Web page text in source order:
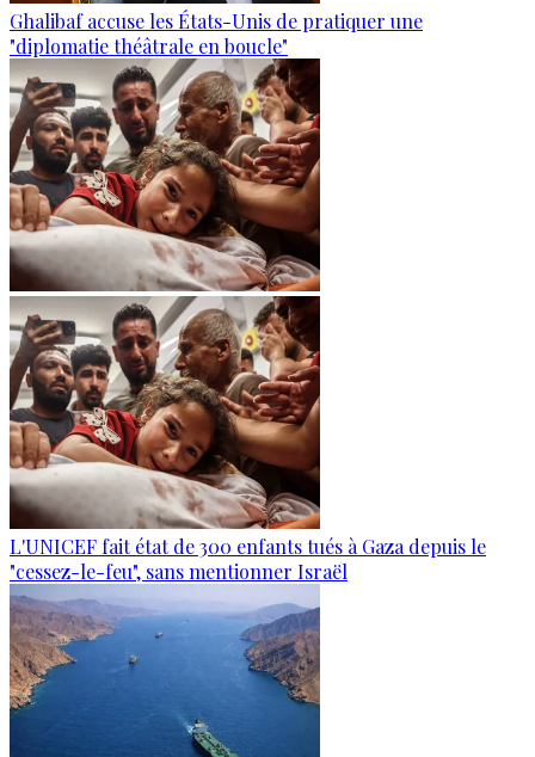
Ghalibaf accuse les États-Unis de pratiquer une
"diplomatie théâtrale en boucle"
L'UNICEF fait état de 300 enfants tués à Gaza depuis le
"cessez-le-feu", sans mentionner Israël